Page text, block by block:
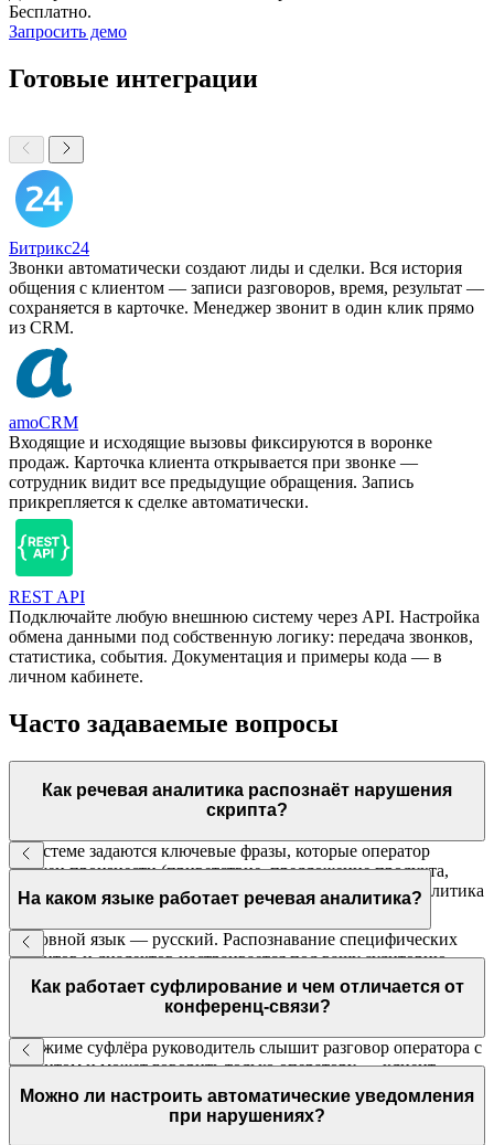
Бесплатно.
Запросить демо
Готовые интеграции
Битрикс24
Звонки автоматически создают лиды и сделки. Вся история
общения с клиентом — записи разговоров, время, результат —
сохраняется в карточке. Менеджер звонит в один клик прямо
из CRM.
amoCRM
Входящие и исходящие вызовы фиксируются в воронке
продаж. Карточка клиента открывается при звонке —
сотрудник видит все предыдущие обращения. Запись
прикрепляется к сделке автоматически.
REST API
Подключайте любую внешнюю систему через API. Настройка
обмена данными под собственную логику: передача звонков,
статистика, события. Документация и примеры кода — в
личном кабинете.
Часто задаваемые вопросы
Как речевая аналитика распознаёт нарушения
скрипта?
В системе задаются ключевые фразы, которые оператор
должен произнести (приветствие, предложение продукта,
прощание), и стоп-слова, которые нельзя говорить. Аналитика
проверяет каждый разговор и отмечает отклонения.
На каком языке работает речевая аналитика?
Основной язык — русский. Распознавание специфических
акцентов и диалектов настраивается под вашу аудиторию.
Поддержка других языков — по запросу.
Как работает суфлирование и чем отличается от
конференц-связи?
В режиме суфлёра руководитель слышит разговор оператора с
клиентом и может говорить только оператору — клиент
третьего участника не слышит. В конференц-связи слышат
все. Суфлирование — инструмент обучения, не конференция.
Можно ли настроить автоматические уведомления
при нарушениях?